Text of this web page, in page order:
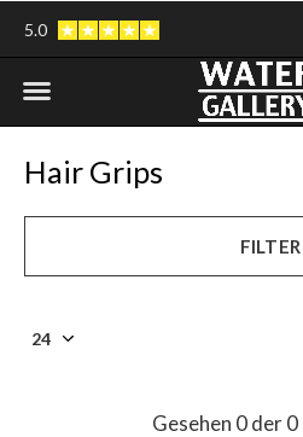
5.0
Hair Grips
FILTER
Gesehen 0 der